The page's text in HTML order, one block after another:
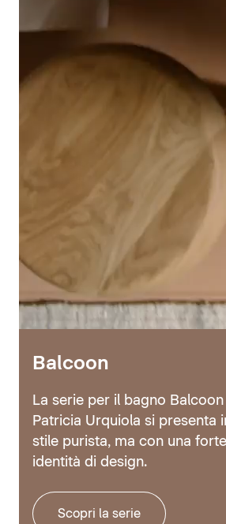
Balcoon
La serie per il bagno Balcoon
Patricia Urquiola si presenta
stile purista, ma con una forte
identità di design.
Scopri la serie